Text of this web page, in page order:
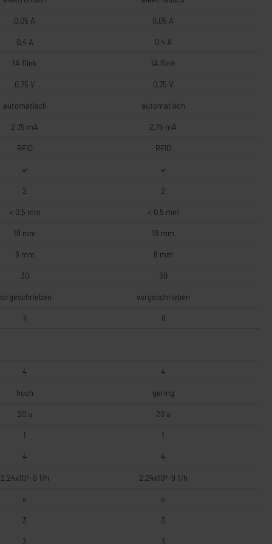
0,05 A 0,05 A
0,4 A 0,4 A
1A flink 1A flink
0,75 V 0,75 V
automatisch automatisch
2,75 mA 2,75 mA
RFID RFID
2 2
< 0,5 mm < 0,5 mm
18 mm 18 mm
8 mm 8 mm
30 30
vorgeschrieben
II II
4 4
hoch gering
20 a 20 a
1 1
4 4
2,24x10^-9 1/h 2,24x10^-9 1/h
e e
3 3
3 3